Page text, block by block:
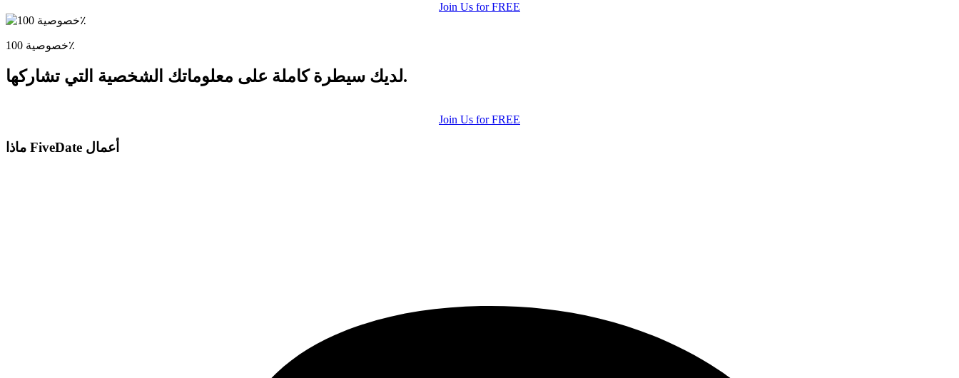
Join Us for FREE
خصوصية 100٪
لديك سيطرة كاملة على معلوماتك الشخصية التي تشاركها.
Join Us for FREE
ماذا FiveDate أعمال